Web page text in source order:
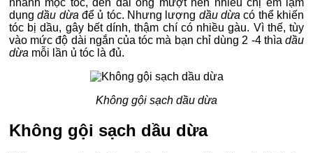
nhanh mọc tóc, đèn dài óng mượt nên nhiều chị em lạm
dụng dầu dừa để ủ tóc. Nhưng lượng dầu dừa có thể khiến
tóc bị dầu, gây bết dính, thậm chí có nhiều gàu. Vì thế, tùy
vào mức độ dài ngắn của tóc mà bạn chỉ dùng 2 -4 thìa dầu
dừa mỗi lần ủ tóc là đủ.
Không gội sạch dầu dừa
Không gội sạch dầu dừa